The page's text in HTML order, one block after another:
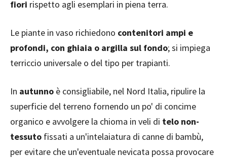
fiori rispetto agli esemplari in piena terra.
Le piante in vaso richiedono contenitori ampi e
profondi, con ghiaia o argilla sul fondo; si impiega
terriccio universale o del tipo per trapianti.
In autunno è consigliabile, nel Nord Italia, ripulire la
superficie del terreno fornendo un po' di concime
organico e avvolgere la chioma in veli di telo non-
tessuto fissati a un'intelaiatura di canne di bambù,
per evitare che un'eventuale nevicata possa provocare